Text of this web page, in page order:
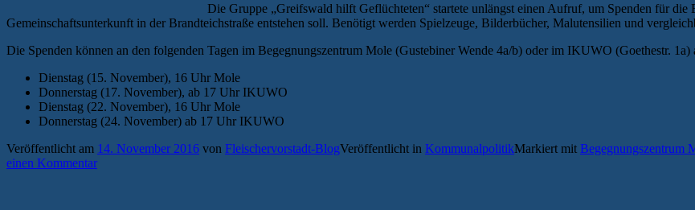
Die Gruppe „Greifswald hilft Geflüchteten“ startete unlängst einen Aufruf, um Spenden für die
Gemeinschaftsunterkunft in der Brandteichstraße entstehen soll. Benötigt werden Spielzeuge, Bilderbücher, Malutensilien und
Die Spenden können an den folgenden Tagen im Begegnungszentrum Mole (Gustebiner Wende 4a/b) oder im IKUWO (Goethestr. 1a)
Dienstag (15. November), 16 Uhr Mole
Donnerstag (17. November), ab 17 Uhr IKUWO
Dienstag (22. November), 16 Uhr Mole
Donnerstag (24. November) ab 17 Uhr IKUWO
Veröffentlicht am 14. November 2016 von Fleischervorstadt-BlogVeröffentlicht in KommunalpolitikMarkiert mit Begegnungszentrum
einen Kommentar